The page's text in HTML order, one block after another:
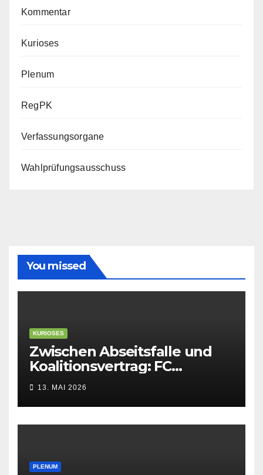
Kommentar
Kurioses
Plenum
RegPK
Verfassungsorgane
Wahlprüfungsausschuss
You missed
KURIOSES
Zwischen Abseitsfalle und
Koalitionsvertrag: FC
Bundestag bei der
Parlamentarier-EM
13. MAI 2026
PLENUM